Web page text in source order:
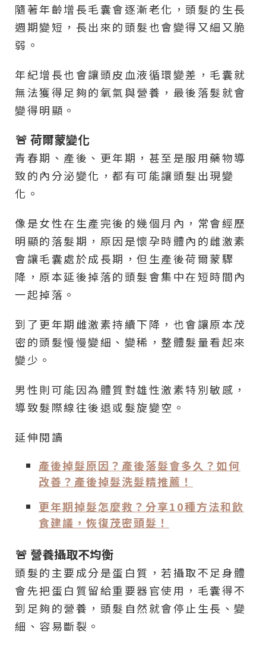
隨著年齡增長毛囊會逐漸老化，頭髮的生長
週期變短，長出來的頭髮也會變得又細又脆
弱。
年紀增長也會讓頭皮血液循環變差，毛囊就
無法獲得足夠的氧氣與營養，最後落髮就會
變得明顯。
🚨 荷爾蒙變化
青春期、產後、更年期，甚至是服用藥物導
致的內分泌變化，都有可能讓頭髮出現變
化。
像是女性在生產完後的幾個月內，常會經歷
明顯的落髮期，原因是懷孕時體內的雌激素
會讓毛囊處於成長期，但生產後荷爾蒙驟
降，原本延後掉落的頭髮會集中在短時間內
一起掉落。
到了更年期雌激素持續下降，也會讓原本茂
密的頭髮慢慢變細、變稀，整體髮量看起來
變少。
男性則可能因為體質對雄性激素特別敏感，
導致髮際線往後退或髮旋變空。
延伸閱讀
產後掉髮原因？產後落髮會多久？如何
改善？產後掉髮洗髮精推薦！
更年期掉髮怎麼救？分享10種方法和飲
食建議，恢復茂密頭髮！
🚨 營養攝取不均衡
頭髮的主要成分是蛋白質，若攝取不足身體
會先把蛋白質留給重要器官使用，毛囊得不
到足夠的營養，頭髮自然就會停止生長、變
細、容易斷裂。